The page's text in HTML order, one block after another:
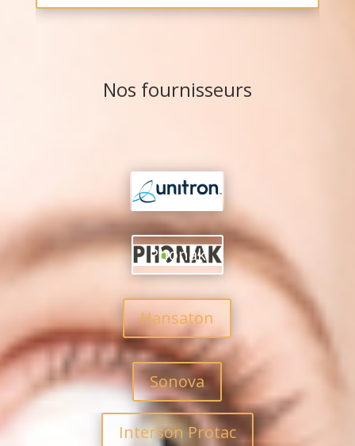
Nos fournisseurs
Unitron
Phonak
Hansaton
Sonova
Interson Protac